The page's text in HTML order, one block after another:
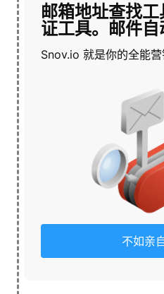
邮箱地址查找
证工具。邮件自
Snov.io 就是你的全能营
不如亲